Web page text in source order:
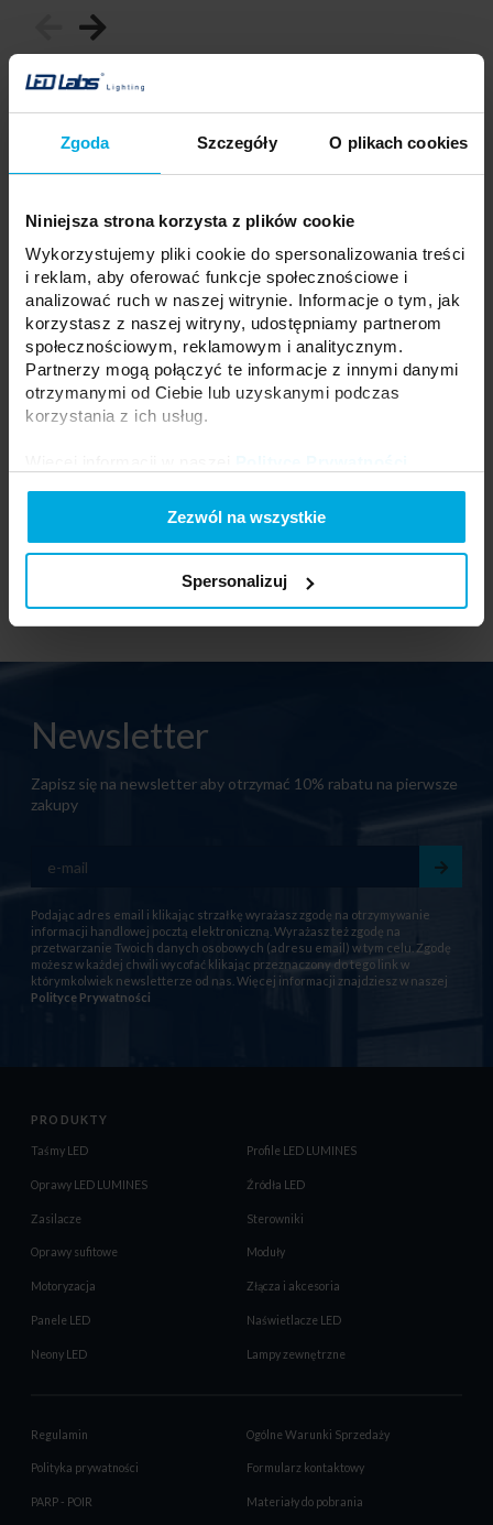
Zgoda Szczegóły O plikach cookies
Niniejsza strona korzysta z plików cookie
Wykorzystujemy pliki cookie do spersonalizowania treści
i reklam, aby oferować funkcje społecznościowe i
analizować ruch w naszej witrynie. Informacje o tym, jak
korzystasz z naszej witryny, udostępniamy partnerom
społecznościowym, reklamowym i analitycznym.
Partnerzy mogą połączyć te informacje z innymi danymi
otrzymanymi od Ciebie lub uzyskanymi podczas
korzystania z ich usług.
Zezwól na wszystkie
Spersonalizuj
Profil LUMINES SFERO PC opal
Skontaktuj się z Twoim
lokalnym dystrybutorem
12-2362-10
Skontaktuj się z Twoim
lokalnym dystrybutorem
Newsletter
Zapisz się na newsletter aby otrzymać 10% rabatu na pierwsze
zakupy
Podając adres email i klikając strzałkę wyrażasz zgodę na otrzymywanie
informacji handlowej pocztą elektroniczną. Wyrażasz też zgodę na
przetwarzanie Twoich danych osobowych (adresu email) w tym celu. Zgodę
możesz w każdej chwili wycofać klikając przeznaczony do tego link w
którymkolwiek newsletterze od nas. Więcej informacji znajdziesz w naszej
Polityce Prywatności
PRODUKTY
Taśmy LED Profile LED LUMINES
Oprawy LED LUMINES Źródła LED
Zasilacze Sterowniki
Oprawy sufitowe Moduły
Motoryzacja Złącza i akcesoria
Panele LED Naświetlacze LED
Neony LED Lampy zewnętrzne
Regulamin Ogólne Warunki Sprzedaży
Polityka prywatności Formularz kontaktowy
PARP - POIR Materiały do pobrania